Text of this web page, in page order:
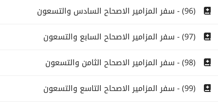
(96) - سفر المزامير الاصحاح السادس والتسعون
(97) - سفر المزامير الاصحاح السابع والتسعون
(98) - سفر المزامير الاصحاح الثامن والتسعون
(99) - سفر المزامير الاصحاح التاسع والتسعون